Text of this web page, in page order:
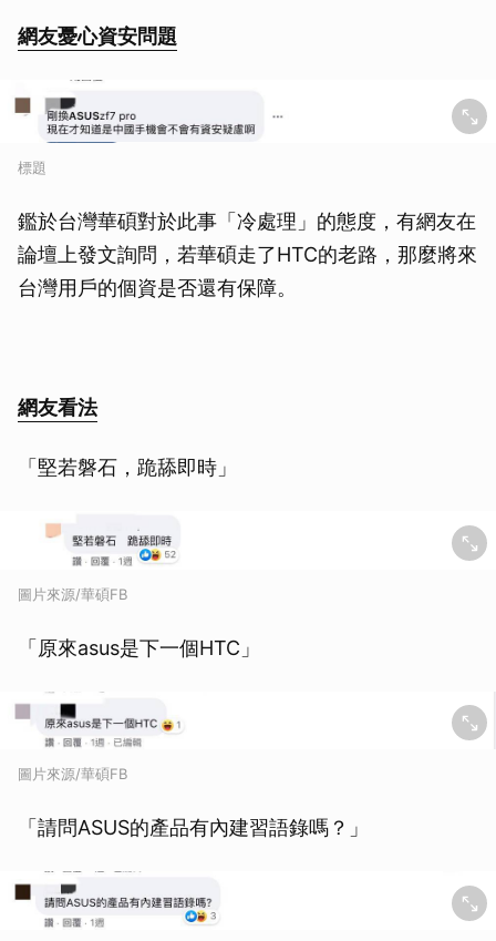
網友憂心資安問題
標題
鑑於台灣華碩對於此事「冷處理」的態度，有網友在
論壇上發文詢問，若華碩走了HTC的老路，那麼將來
台灣用戶的個資是否還有保障。
網友看法
「堅若磐石，跪舔即時」
圖片來源/華碩FB
「原來asus是下一個HTC」
圖片來源/華碩FB
「請問ASUS的產品有內建習語錄嗎？」